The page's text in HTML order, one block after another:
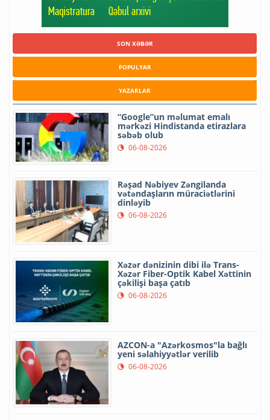
SON XƏBƏR
POPULYAR
YAZARLAR
“Google”un məlumat emalı
mərkəzi Hindistanda etirazlara
səbəb olub
06-08-2026
Rəşad Nəbiyev Zəngilanda
vətəndaşların müraciətlərini
dinləyib
06-08-2026
Xəzər dənizinin dibi ilə Trans-
Xəzər Fiber-Optik Kabel Xəttinin
çəkilişi başa çatıb
06-08-2026
AZCON-a "Azərkosmos"la bağlı
yeni səlahiyyətlər verilib
06-08-2026